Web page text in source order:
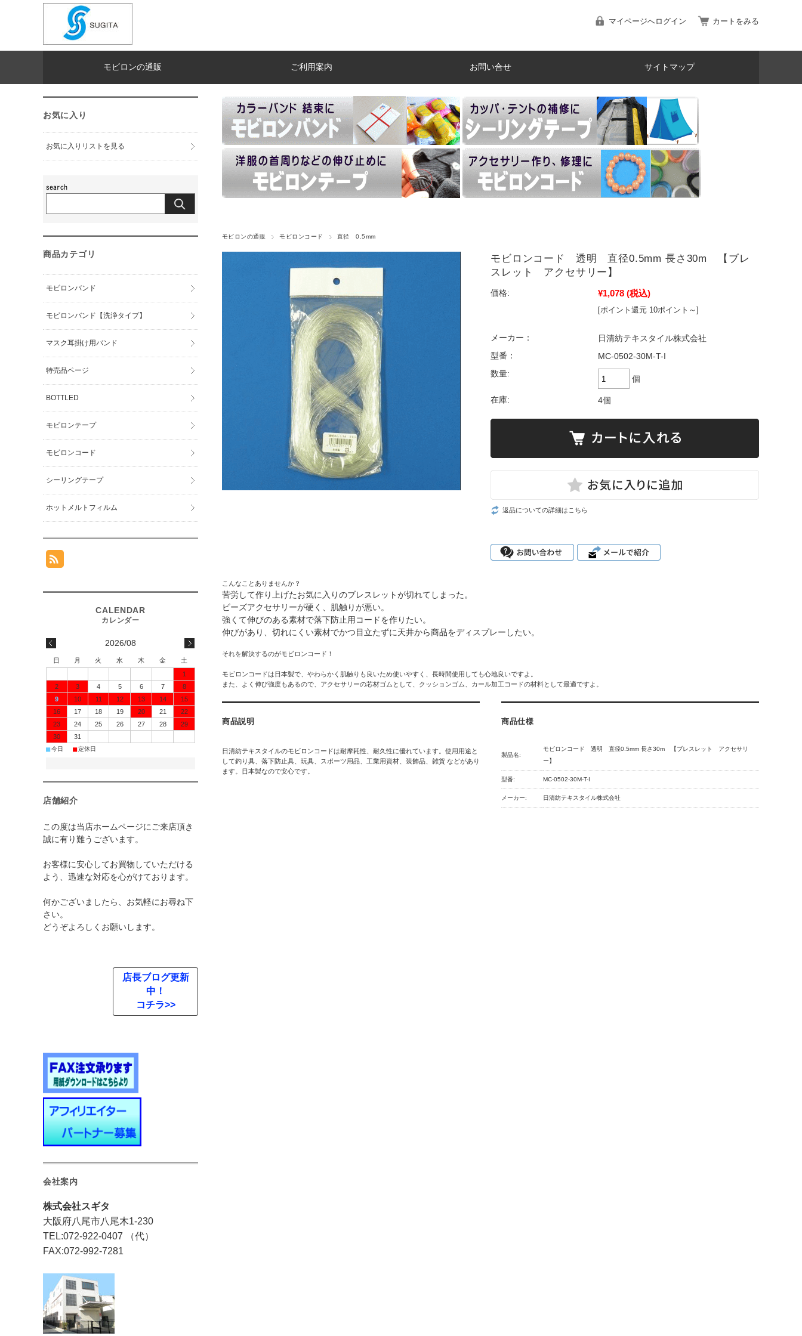
マイページへログイン カートをみる
モビロンの通販 ご利用案内 お問い合せ サイトマップ
モビロンの通販 モビロンコード 直径 0.5mm
モビロンコード 透明 直径0.5mm 長さ30m 【ブレ
スレット アクセサリー】
価格: ¥1,078 (税込)
[ポイント還元 10ポイント～]
メーカー：
日清紡テキスタイル株式会社
型番：
MC-0502-30M-T-I
数量:
個
在庫: 4個
返品についての詳細はこちら
こんなことありませんか？
苦労して作り上げたお気に入りのブレスレットが切れてしまった。
ビーズアクセサリーが硬く、肌触りが悪い。
強くて伸びのある素材で落下防止用コードを作りたい。
伸びがあり、切れにくい素材でかつ目立たずに天井から商品をディスプレーしたい。
それを解決するのがモビロンコード！
モビロンコードは日本製で、やわらかく肌触りも良いため使いやすく、長時間使用しても心地良いですよ。
また、よく伸び強度もあるので、アクセサリーの芯材ゴムとして、クッションゴム、カール加工コードの材料として最適ですよ。
商品説明
日清紡テキスタイルのモビロンコードは耐摩耗性、耐久性に優れています。使用用途と
して釣り具、落下防止具、玩具、スポーツ用品、工業用資材、装飾品、雑貨 などがあり
ます。日本製なので安心です。
商品仕様
製品名:
モビロンコード 透明 直径0.5mm 長さ30m 【ブレスレット アクセサリ
ー】
型番: MC-0502-30M-T-I
メーカー: 日清紡テキスタイル株式会社
お気に入り
お気に入りリストを見る
商品カテゴリ
モビロンバンド
モビロンバンド【洗浄タイプ】
マスク耳掛け用バンド
特売品ページ
BOTTLED
モビロンテープ
モビロンコード
シーリングテープ
ホットメルトフィルム
2026/08
日 月 火 水 木 金
土
1
2
3 4 5 6 7
8
9
10 11 12 13 14
15
16
17 18 19 20 21
22
23
24 25 26 27 28
29
30
31
■今日 ■定休日
店舗紹介
この度は当店ホームページにご来店頂き
誠に有り難うございます。
お客様に安心してお買物していただける
よう、迅速な対応を心がけております。
何かございましたら、お気軽にお尋ね下
さい。
どうぞよろしくお願いします。
店長ブログ更新
中！
コチラ>>
会社案内
株式会社スギタ
大阪府八尾市八尾木1-230
TEL:072-922-0407 （代）
FAX:072-992-7281